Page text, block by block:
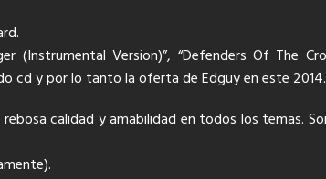
(Instrumental Version)”, “Defenders Of The
cd y por lo tanto la oferta de Edguy en este 2014.
calidad y amabilidad en todos los temas.